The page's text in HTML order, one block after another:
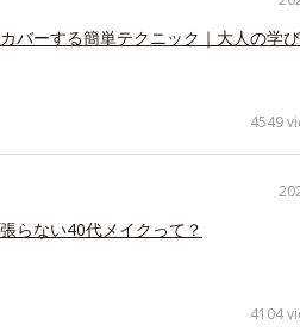
バーする簡単テクニック｜大人の学
4549
らない40代メイクって？
4104